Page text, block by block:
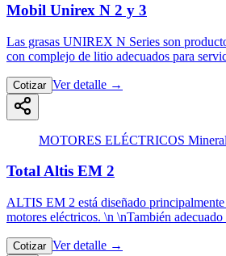
Mobil Unirex N 2 y 3
Las grasas UNIREX N Series son
con complejo de litio adecuados para
Cotizar Ver detalle →
MOTORES ELÉCTRICOS
Total Altis EM 2
ALTIS EM 2 está diseñado
motores eléctricos. \n \nTambién
Cotizar Ver detalle →